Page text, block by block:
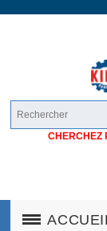
CHERCHEZ